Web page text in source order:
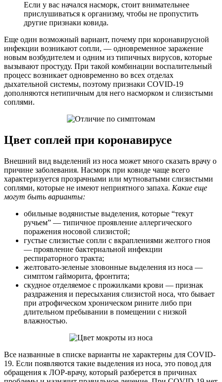
Если у вас начался насморк, стоит внимательнее
прислушиваться к организму, чтобы не пропустить
другие признаки ковида.
Еще один возможный вариант, почему при коронавирусной
инфекции возникают сопли, — одновременное заражение
новым возбудителем и одним из типичных вирусов, которые
вызывают простуду. При такой комбинации воспалительный
процесс возникает одновременно во всех отделах
дыхательной системы, поэтому признаки COVID-19
дополняются нетипичным для него насморком и слизистыми
соплями.
Цвет соплей при коронавирусе
Внешний вид выделений из носа может много сказать врачу о
причине заболевания. Насморк при ковиде чаще всего
характеризуется прозрачными или мутноватыми слизистыми
соплями, которые не имеют неприятного запаха. Какие еще
могут быть варианты:
обильные водянистые выделения, которые “текут
ручьем” — типичное проявление аллергического
поражения носовой слизистой;
густые слизистые сопли с вкраплениями желтого гноя
— проявление бактериальной инфекции
респираторного тракта;
желтовато-зеленые зловонные выделения из носа —
симптом гайморита, фронтита;
скудное отделяемое с прожилками крови — признак
раздражения и пересыхания слизистой носа, что бывает
при атрофическом хроническом рините либо при
длительном пребывании в помещении с низкой
влажностью.
Все названные в списке варианты не характерны для COVID-
19. Если появляются такие выделения из носа, это повод для
обращения к ЛОР-врачу, который разберется в причинах